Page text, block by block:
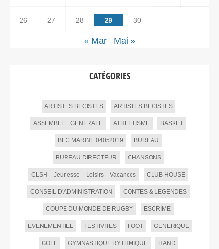
26 27 28 29 30
« Mar Mai »
CATÉGORIES
ARTISTES BECISTES ARTISTES BECISTES
ASSEMBLEE GENERALE ATHLETISME BASKET
BEC MARINE 04052019 BUREAU
BUREAU DIRECTEUR CHANSONS
CLSH – Jeunesse – Loisirs – Vacances CLUB HOUSE
CONSEIL D'ADMINISTRATION CONTES & LEGENDES
COUPE DU MONDE DE RUGBY ESCRIME
EVENEMENTIEL FESTIVITES FOOT GENERIQUE
GOLF GYMNASTIQUE RYTHMIQUE HAND